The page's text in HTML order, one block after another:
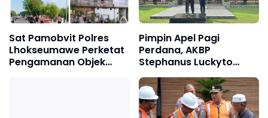
Sat Pamobvit Polres
Lhokseumawe Perketat
Pengamanan Objek
Pimpin Apel Pagi
Perdana, AKBP
Stephanus Luckyto
Tekankan Disiplin,
Kebersihan, dan
Kecintaan terhadap
Organisasi